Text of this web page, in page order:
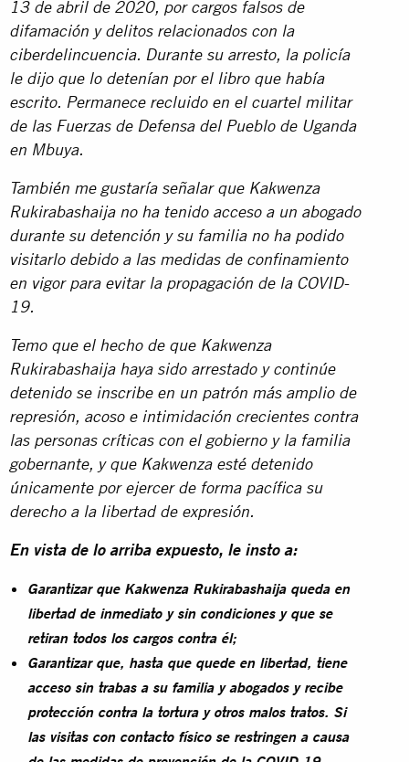
13 de abril de 2020, por cargos falsos de
difamación y delitos relacionados con la
ciberdelincuencia. Durante su arresto, la policía
le dijo que lo detenían por el libro que había
escrito. Permanece recluido en el cuartel militar
de las Fuerzas de Defensa del Pueblo de Uganda
en Mbuya.
También me gustaría señalar que Kakwenza
Rukirabashaija no ha tenido acceso a un abogado
durante su detención y su familia no ha podido
visitarlo debido a las medidas de confinamiento
en vigor para evitar la propagación de la COVID-
19.
Temo que el hecho de que Kakwenza
Rukirabashaija haya sido arrestado y continúe
detenido se inscribe en un patrón más amplio de
represión, acoso e intimidación crecientes contra
las personas críticas con el gobierno y la familia
gobernante, y que Kakwenza esté detenido
únicamente por ejercer de forma pacífica su
derecho a la libertad de expresión.
En vista de lo arriba expuesto, le insto a:
Garantizar que Kakwenza Rukirabashaija queda en
libertad de inmediato y sin condiciones y que se
retiran todos los cargos contra él;
Garantizar que, hasta que quede en libertad, tiene
acceso sin trabas a su familia y abogados y recibe
protección contra la tortura y otros malos tratos. Si
las visitas con contacto físico se restringen a causa